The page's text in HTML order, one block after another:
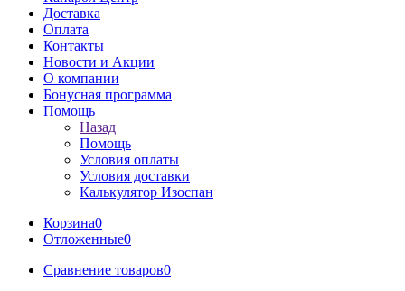
Доставка
Оплата
Контакты
Новости и Акции
О компании
Бонусная программа
Помощь
Назад
Помощь
Условия оплаты
Условия доставки
Калькулятор Изоспан
Корзина0
Отложенные0
Сравнение товаров0